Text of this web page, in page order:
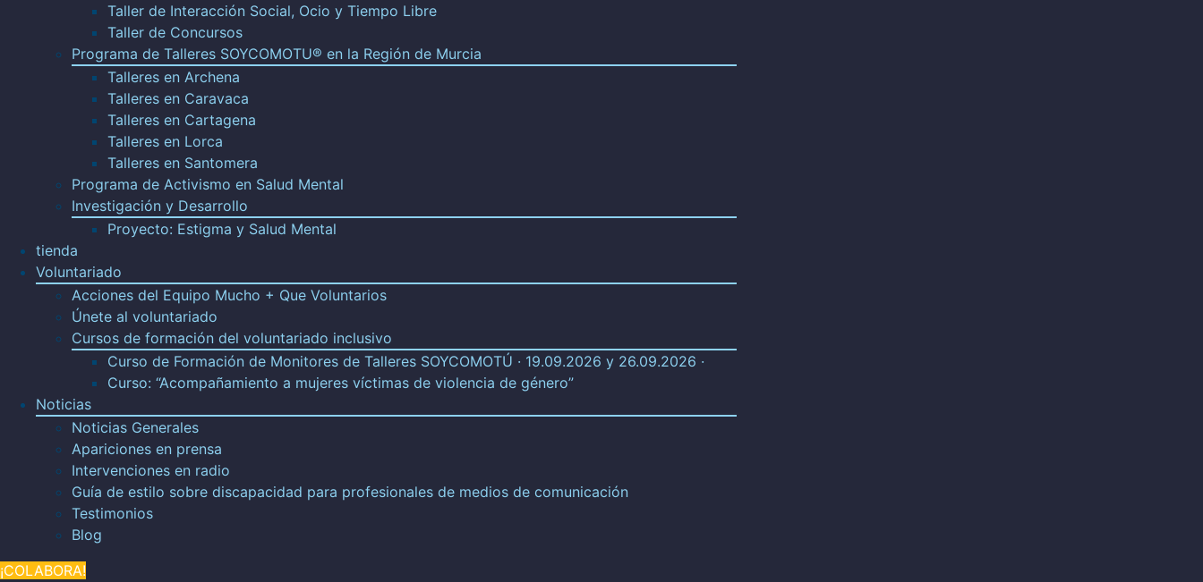
Taller de Interacción Social, Ocio y Tiempo Libre
Taller de Concursos
Programa de Talleres SOYCOMOTU® en la Región de Murcia
Talleres en Archena
Talleres en Caravaca
Talleres en Cartagena
Talleres en Lorca
Talleres en Santomera
Programa de Activismo en Salud Mental
Investigación y Desarrollo
Proyecto: Estigma y Salud Mental
tienda
Voluntariado
Acciones del Equipo Mucho + Que Voluntarios
Únete al voluntariado
Cursos de formación del voluntariado inclusivo
Curso de Formación de Monitores de Talleres SOYCOMOTÚ · 19.09.2026 y 26.09.2026 ·
Curso: “Acompañamiento a mujeres víctimas de violencia de género”
Noticias
Noticias Generales
Apariciones en prensa
Intervenciones en radio
Guía de estilo sobre discapacidad para profesionales de medios de comunicación
Testimonios
Blog
¡COLABORA!